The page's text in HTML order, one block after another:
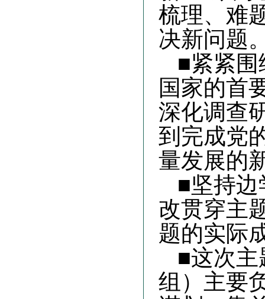
梳理、难
决新问题
■紧紧围
国家的首
深化调查
到完成党
量发展的
■坚持边
改贯穿主
题的实际
■这次主
组）主要